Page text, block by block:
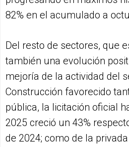
82% en el acumulado a
Del resto de sectores, que
también una evolución
mejoría de la actividad del
Construcción favorecido
pública, la licitación oficial
2025 creció un 43%
de 2024; como de la